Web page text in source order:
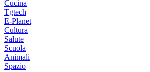
Cucina
Tgtech
E-Planet
Cultura
Salute
Scuola
Animali
Spazio